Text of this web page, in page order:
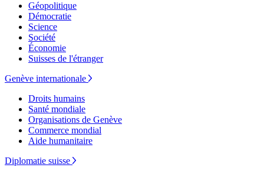
Géopolitique
Démocratie
Science
Société
Économie
Suisses de l'étranger
Genève internationale
Droits humains
Santé mondiale
Organisations de Genève
Commerce mondial
Aide humanitaire
Diplomatie suisse